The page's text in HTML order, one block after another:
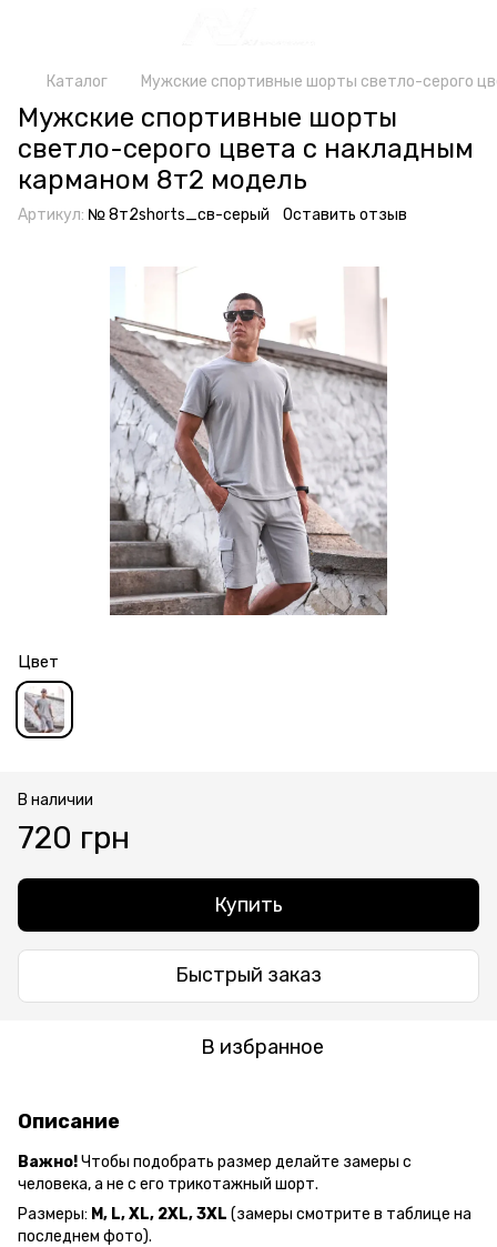
Каталог Мужские спортивные шорты светло-серого
Мужские спортивные шорты
светло-серого цвета с накладным
карманом 8т2 модель
Артикул: № 8т2shorts_св-серый Оставить отзыв
Цвет
В наличии
720 грн
Купить
Быстрый заказ
В избранное
Описание
Важно!Чтобы подобрать размер делайте замеры с
человека, а не с его трикотажный шорт.
Размеры: M, L, XL, 2XL, 3XL (замеры смотрите в таблице на
последнем фото).